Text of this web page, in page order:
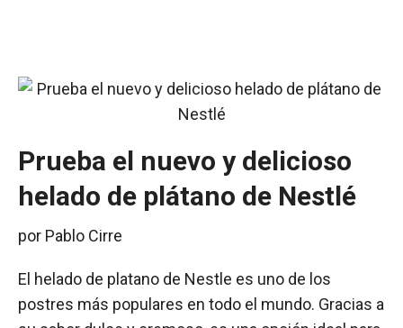
Prueba el nuevo y delicioso
helado de plátano de Nestlé
por Pablo Cirre
El helado de platano de Nestle es uno de los
postres más populares en todo el mundo. Gracias a